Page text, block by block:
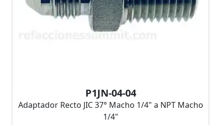
P1JN-04-04
Adaptador Recto JIC 37° Macho 1/4" a NPT Macho
1/4"